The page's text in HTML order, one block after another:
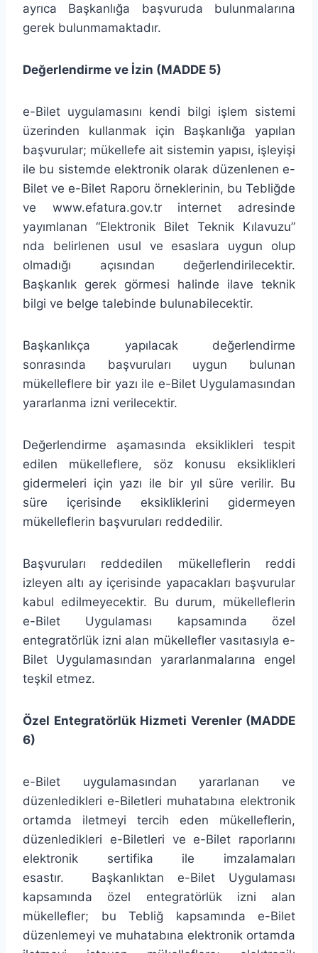
ayrıca Başkanlığa başvuruda bulunmalarına
gerek bulunmamaktadır.
Değerlendirme ve İzin (MADDE 5)
e-Bilet uygulamasını kendi bilgi işlem sistemi
üzerinden kullanmak için Başkanlığa yapılan
başvurular; mükellefe ait sistemin yapısı, işleyişi
ile bu sistemde elektronik olarak düzenlenen e-
Bilet ve e-Bilet Raporu örneklerinin, bu Tebliğde
ve www.efatura.gov.tr internet adresinde
yayımlanan “Elektronik Bilet Teknik Kılavuzu”
nda belirlenen usul ve esaslara uygun olup
olmadığı açısından değerlendirilecektir.
Başkanlık gerek görmesi halinde ilave teknik
bilgi ve belge talebinde bulunabilecektir.
Başkanlıkça yapılacak değerlendirme
sonrasında başvuruları uygun bulunan
mükelleflere bir yazı ile e-Bilet Uygulamasından
yararlanma izni verilecektir.
Değerlendirme aşamasında eksiklikleri tespit
edilen mükelleflere, söz konusu eksiklikleri
gidermeleri için yazı ile bir yıl süre verilir. Bu
süre içerisinde eksikliklerini gidermeyen
mükelleflerin başvuruları reddedilir.
Başvuruları reddedilen mükelleflerin reddi
izleyen altı ay içerisinde yapacakları başvurular
kabul edilmeyecektir. Bu durum, mükelleflerin
e-Bilet Uygulaması kapsamında özel
entegratörlük izni alan mükellefler vasıtasıyla e-
Bilet Uygulamasından yararlanmalarına engel
teşkil etmez.
Özel Entegratörlük Hizmeti Verenler (MADDE
6)
e-Bilet uygulamasından yararlanan ve
düzenledikleri e-Biletleri muhatabına elektronik
ortamda iletmeyi tercih eden mükelleflerin,
düzenledikleri e-Biletleri ve e-Bilet raporlarını
elektronik sertifika ile imzalamaları
esastır. Başkanlıktan e-Bilet Uygulaması
kapsamında özel entegratörlük izni alan
mükellefler; bu Tebliğ kapsamında e-Bilet
düzenlemeyi ve muhatabına elektronik ortamda